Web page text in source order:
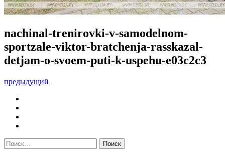
nachinal-trenirovki-v-samodelnom-
sportzale-viktor-bratchenja-rasskazal-
detjam-o-svoem-puti-k-uspehu-e03c2c3
предыдущий